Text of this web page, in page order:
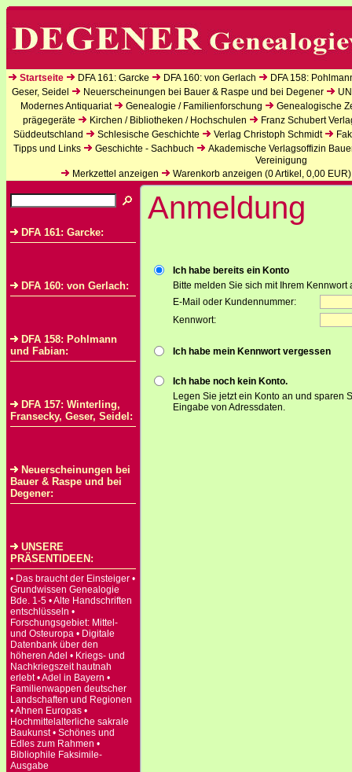
Startseite DFA 161: Garcke DFA 160: von Gerlach
DFA 158:
Geser, Seidel
Neuerscheinungen bei Bauer & Raspe und bei Degener
Modernes Antiquariat
Genealogie / Familienforschung
Genealogische
prägegeräte
Kirchen / Bibliotheken / Hochschulen
Franz Schubert
Süddeutschland
Schlesische Geschichte Verlag Christoph Schmidt
Tipps und Links
Geschichte - Sachbuch
Akademische Verlagsoffizin
Vereinigung
Merkzettel anzeigen
Warenkorb anzeigen (0Artikel, 0,00 EUR)
DFA 161: Garcke:
DFA 160: von Gerlach:
DFA 158: Pohlmann
und Fabian:
DFA 157: Winterling,
Fransecky, Geser, Seidel:
Neuerscheinungen bei
Bauer & Raspe und bei
Degener:
UNSERE
PRÄSENTIDEEN:
• Das braucht der Einsteiger •
Grundwissen Genealogie
Bde. 1-5 • Alte Handschriften
entschlüsseln •
Forschungsgebiet: Mittel-
und Osteuropa • Digitale
Datenbank über den
höheren Adel • Kriegs- und
Nachkriegszeit hautnah
erlebt • Adel in Bayern •
Familienwappen deutscher
Landschaften und Regionen
• Ahnen Europas •
Hochmittelalterliche sakrale
Baukunst • Schönes und
Edles zum Rahmen •
Bibliophile Faksimile-
Ausgabe
Anmeldung
Ich habe bereits ein Konto
Bitte melden Sie sich mit Ihrem Kennwort
E-Mail oder Kundennummer:
Kennwort:
Ich habe mein Kennwort vergessen
Ich habe noch kein Konto.
Legen Sie jetzt ein Konto an und sparen
Eingabe von Adressdaten.